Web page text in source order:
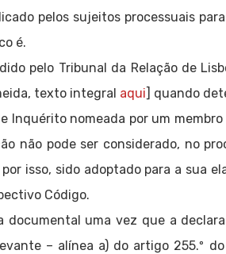
pelos sujeitos processuais
é.
pelo Tribunal da Relação de
texto integral aqui] quando
Inquérito nomeada por um
não pode ser considerado, no
isso, sido adoptado para a sua
Código.
uma vez que a
– alínea a) do artigo 255.º